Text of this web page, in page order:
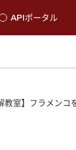
APIポータル
室】フラメンコ